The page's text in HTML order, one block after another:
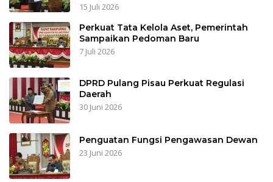
15 Juli 2026
Perkuat Tata Kelola Aset, Pemerintah
Sampaikan Pedoman Baru
7 Juli 2026
DPRD Pulang Pisau Perkuat Regulasi
Daerah
30 Juni 2026
Penguatan Fungsi Pengawasan Dewan
23 Juni 2026